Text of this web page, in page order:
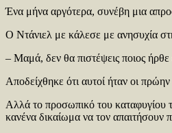
Ένα μήνα αργότερα, συνέβη μια
Ο Ντάνιελ με κάλεσε με ανησυχία
– Μαμά, δεν θα πιστέψεις ποιος ήρθε
Αποδείχθηκε ότι αυτοί ήταν οι
Αλλά το προσωπικό του καταφυγίου
κανένα δικαίωμα να τον απαιτήσουν